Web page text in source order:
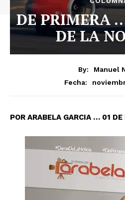
DE PRIMERA
DE LA
By:
Manuel
Fecha:
POR ARABELA GARCIA … 01